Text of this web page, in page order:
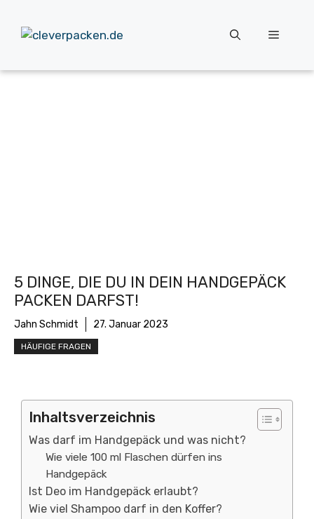
Inhalt
springen
Menü
5 DINGE, DIE DU IN DEIN HANDGEPÄCK
PACKEN DARFST!
Jahn Schmidt 27. Januar 2023
HÄUFIGE FRAGEN
Inhaltsverzeichnis
Was darf im Handgepäck und was nicht?
Wie viele 100 ml Flaschen dürfen ins
Handgepäck
Ist Deo im Handgepäck erlaubt?
Wie viel Shampoo darf in den Koffer?